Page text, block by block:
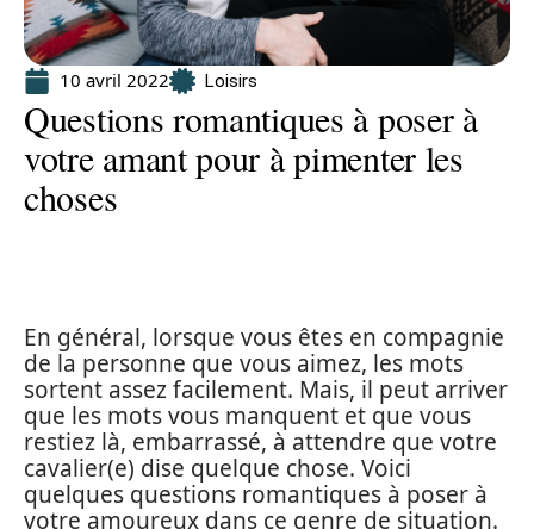
10 avril 2022 Loisirs
Questions romantiques à poser à
votre amant pour à pimenter les
choses
En général, lorsque vous êtes en compagnie
de la personne que vous aimez, les mots
sortent assez facilement. Mais, il peut arriver
que les mots vous manquent et que vous
restiez là, embarrassé, à attendre que votre
cavalier(e) dise quelque chose. Voici
quelques questions romantiques à poser à
votre amoureux dans ce genre de situation.